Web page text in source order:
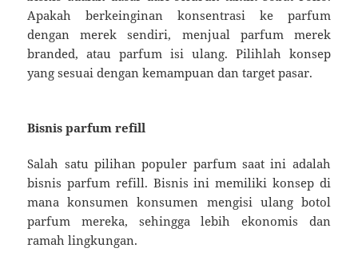
Apakah berkeinginan konsentrasi ke parfum
dengan merek sendiri, menjual parfum merek
branded, atau parfum isi ulang. Pilihlah konsep
yang sesuai dengan kemampuan dan target pasar.
Bisnis parfum refill
Salah satu pilihan populer parfum saat ini adalah
bisnis parfum refill. Bisnis ini memiliki konsep di
mana konsumen konsumen mengisi ulang botol
parfum mereka, sehingga lebih ekonomis dan
ramah lingkungan.